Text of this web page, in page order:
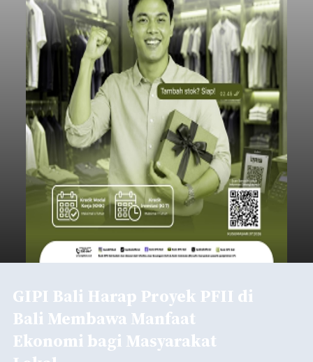
GIPI Bali Harap Proyek PFII di
Bali Membawa Manfaat
Ekonomi bagi Masyarakat